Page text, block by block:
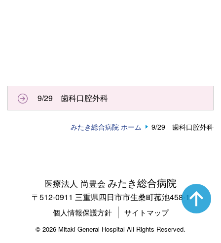
9/29 歯科口腔外科
みたき総合病院 ホーム 9/29 歯科口腔外科
医療法人 尚豊会 みたき総合病院
〒512-0911 三重県四日市市生桑町菰池458-1
個人情報保護方針 サイトマップ
© 2026 Mitaki General Hospital All Rights Reserved.